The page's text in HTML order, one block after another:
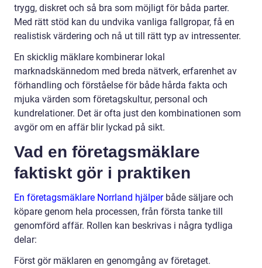
trygg, diskret och så bra som möjligt för båda parter.
Med rätt stöd kan du undvika vanliga fallgropar, få en
realistisk värdering och nå ut till rätt typ av intressenter.
En skicklig mäklare kombinerar lokal
marknadskännedom med breda nätverk, erfarenhet av
förhandling och förståelse för både hårda fakta och
mjuka värden som företagskultur, personal och
kundrelationer. Det är ofta just den kombinationen som
avgör om en affär blir lyckad på sikt.
Vad en företagsmäklare
faktiskt gör i praktiken
En företagsmäklare Norrland hjälperbåde säljare och
köpare genom hela processen, från första tanke till
genomförd affär. Rollen kan beskrivas i några tydliga
delar:
Först gör mäklaren en genomgång av företaget.